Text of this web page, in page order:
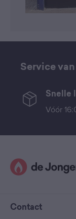
Service
Snelle
Vóór
Contact